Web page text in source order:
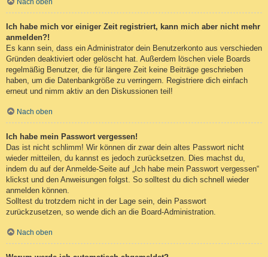
Nach oben
Ich habe mich vor einiger Zeit registriert, kann mich aber nicht mehr
anmelden?!
Es kann sein, dass ein Administrator dein Benutzerkonto aus verschieden
Gründen deaktiviert oder gelöscht hat. Außerdem löschen viele Boards
regelmäßig Benutzer, die für längere Zeit keine Beiträge geschrieben
haben, um die Datenbankgröße zu verringern. Registriere dich einfach
erneut und nimm aktiv an den Diskussionen teil!
Nach oben
Ich habe mein Passwort vergessen!
Das ist nicht schlimm! Wir können dir zwar dein altes Passwort nicht
wieder mitteilen, du kannst es jedoch zurücksetzen. Dies machst du,
indem du auf der Anmelde-Seite auf „Ich habe mein Passwort vergessen“
klickst und den Anweisungen folgst. So solltest du dich schnell wieder
anmelden können.
Solltest du trotzdem nicht in der Lage sein, dein Passwort
zurückzusetzen, so wende dich an die Board-Administration.
Nach oben